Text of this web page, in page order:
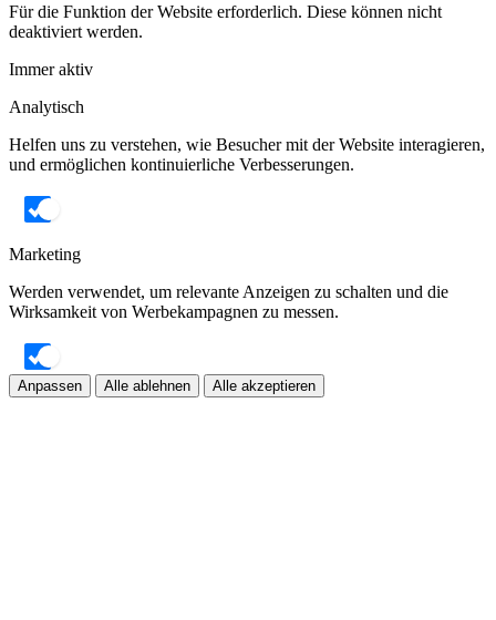
Für die Funktion der Website erforderlich. Diese können nicht
deaktiviert werden.
Immer aktiv
Analytisch
Helfen uns zu verstehen, wie Besucher mit der Website interagieren,
und ermöglichen kontinuierliche Verbesserungen.
Marketing
Werden verwendet, um relevante Anzeigen zu schalten und die
Wirksamkeit von Werbekampagnen zu messen.
Anpassen Alle ablehnen Alle akzeptieren